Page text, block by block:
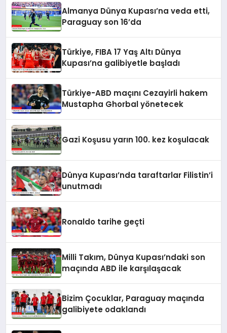
Almanya Dünya Kupası’na veda etti,
Paraguay son 16’da
Türkiye, FIBA 17 Yaş Altı Dünya
Kupası’na galibiyetle başladı
Türkiye-ABD maçını Cezayirli hakem
Mustapha Ghorbal yönetecek
Gazi Koşusu yarın 100. kez koşulacak
Dünya Kupası’nda taraftarlar Filistin’i
unutmadı
Ronaldo tarihe geçti
Milli Takım, Dünya Kupası’ndaki son
maçında ABD ile karşılaşacak
Bizim Çocuklar, Paraguay maçında
galibiyete odaklandı